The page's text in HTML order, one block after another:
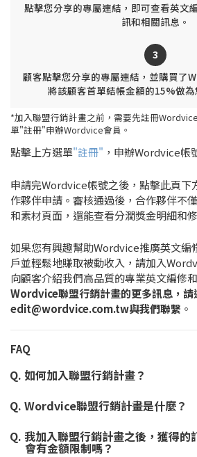
點擊您分享的專屬連結，即可查看英文
訊和相關訊息。
3
顧客點擊您分享的專屬連結，並購買了
將該顧客首單結帳金額的15%做為
*加入聯盟行銷計畫之前，需要先註冊
單"註冊"申辦Wordvice會員。
點擊上方選單"註冊" ，申辦Wordvice帳
申請完Wordvice帳號之後，點擊此頁下
作夥伴申請。審核通過後，合作夥伴不
和素材頁面，還能查看分潤獎金明細和
如果您有興趣幫助Wordvice推廣英文編
戶並輕鬆地賺取被動收入，請加入
向顧客介紹我們高品質的專業英文編修
Wordvice聯盟行銷計畫的更多訊息，請
edit@wordvice.com.tw與我們聯繫 。
FAQ
Q. 如何加入聯盟行銷計畫？
Q. Wordvice聯盟行銷計畫是什麼？
Q. 我加入聯盟行銷計畫之後，獲得的
會有金額限制嗎？